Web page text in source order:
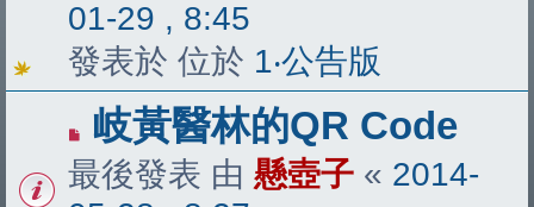
01-29 , 8:45
發表於 位於 1‧公告版
岐黃醫林的QR Code
最後發表 由 懸壺子 « 2014-